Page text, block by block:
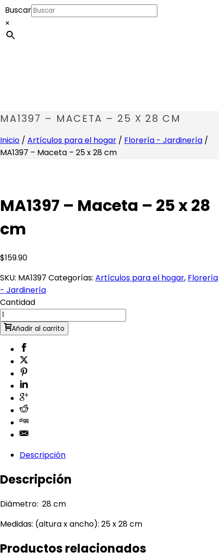
Buscar
×
MA1397 – MACETA – 25 X 28 CM
Inicio / Artículos para el hogar / Florería - Jardinería /
MA1397 – Maceta – 25 x 28 cm
MA1397 – Maceta – 25 x 28
cm
$159.90
SKU: MA1397 Categorías: Artículos para el hogar, Florería
- Jardinería
Cantidad
Añadir al carrito
Descripción
Descripción
Diámetro: 28 cm
Medidas: (altura x ancho): 25 x 28 cm
Productos relacionados